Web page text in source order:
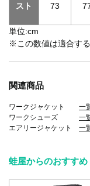
スト
73
単位:cm
※この数値は適合す
関連商品
ワークジャケット 一
ワークシューズ 一
エアリージャケット 一
蛙屋からのおすすめ